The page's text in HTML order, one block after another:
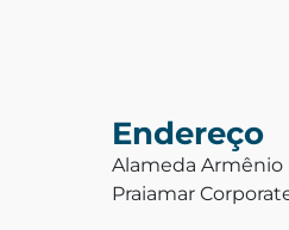
Endereço
Alameda Armênio
Praiamar